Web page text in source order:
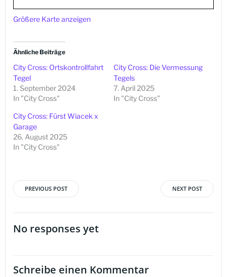
Größere Karte anzeigen
Ähnliche Beiträge
City Cross: Ortskontrollfahrt
Tegel
1. September 2024
In "City Cross"
City Cross: Die Vermessung
Tegels
7. April 2025
In "City Cross"
City Cross: Fürst Wiacek x
Garage
26. August 2025
In "City Cross"
Beitragsnavigation
PREVIOUS POST NEXT POST
No responses yet
Schreibe einen Kommentar